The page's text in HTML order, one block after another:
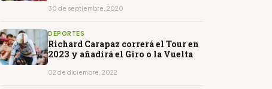
30 de septiembre, 2020
DEPORTES
Richard Carapaz correrá el Tour en
2023 y añadirá el Giro o la Vuelta
02 de diciembre, 2022